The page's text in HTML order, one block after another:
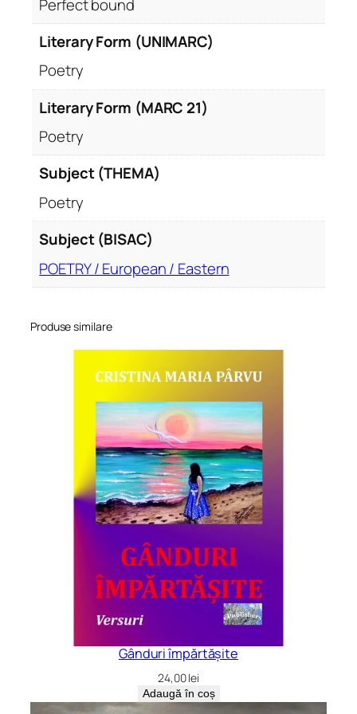
Perfect bound
Literary Form (UNIMARC)
Poetry
Literary Form (MARC 21)
Poetry
Subject (THEMA)
Poetry
Subject (BISAC)
POETRY / European / Eastern
Produse similare
Gânduri împărtășite
24,00lei
Adaugă în coș